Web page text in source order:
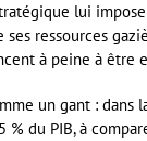
lui
ressources
à peine à être
un gant : dans
% du PIB, à